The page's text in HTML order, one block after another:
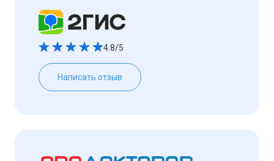
4.8/5
Написать отзыв